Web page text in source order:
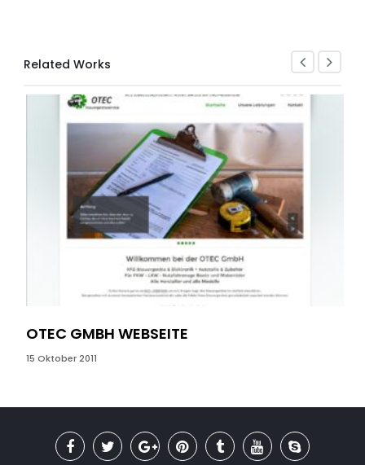
Related Works
OTEC GMBH WEBSEITE
15 Oktober 2011